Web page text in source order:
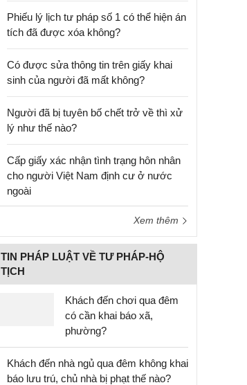
Phiếu lý lịch tư pháp số 1 có thể hiện án
tích đã được xóa không?
Có được sửa thông tin trên giấy khai
sinh của người đã mất không?
Người đã bị tuyên bố chết trở về thì xử
lý như thế nào?
Cấp giấy xác nhận tình trạng hôn nhân
cho người Việt Nam định cư ở nước
ngoài
Xem thêm
TIN PHÁP LUẬT VỀ TƯ PHÁP-HỘ
TỊCH
Khách đến chơi qua đêm
có cần khai báo xã,
phường?
Khách đến nhà ngủ qua đêm không khai
báo lưu trú, chủ nhà bị phạt thế nào?